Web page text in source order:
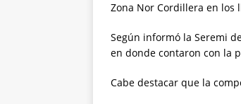
Zona Nor Cordillera en los
Según informó la Seremi
en donde contaron con la
Cabe destacar que la